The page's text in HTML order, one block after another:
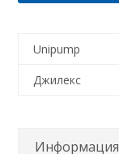
Unipump
Джилекс
Информация